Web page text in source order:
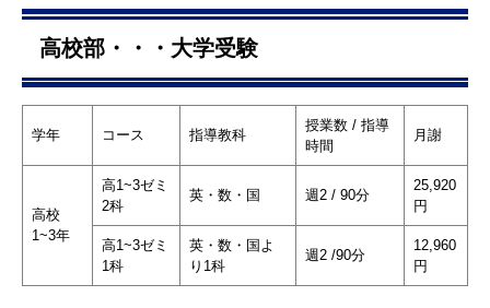
高校部・・・大学受験
学年 コース 指導教科
授業数 / 指導
時間
月謝
高校
1~3年
高1~3ゼミ
2科
英・数・国 週2 / 90分
25,920
円
高1~3ゼミ
1科
英・数・国よ
り1科
週2 /90分
12,960
円